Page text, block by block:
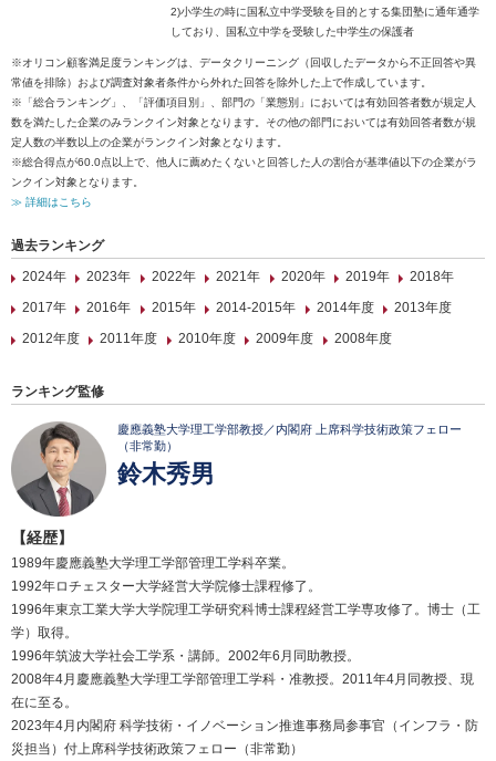
2)小学生の時に国私立中学受験を目的とする集団塾に通年通学
しており、国私立中学を受験した中学生の保護者
※オリコン顧客満足度ランキングは、データクリーニング（回収したデータから不正回答や異
常値を排除）および調査対象者条件から外れた回答を除外した上で作成しています。
※「総合ランキング」、「評価項目別」、部門の「業態別」においては有効回答者数が規定人
数を満たした企業のみランクイン対象となります。その他の部門においては有効回答者数が規
定人数の半数以上の企業がランクイン対象となります。
※総合得点が60.0点以上で、他人に薦めたくないと回答した人の割合が基準値以下の企業がラ
ンクイン対象となります。
≫ 詳細はこちら
過去ランキング
2024年
2023年 2022年 2021年 2020年 2019年
2018年
2017年
2016年 2015年 2014-2015年 2014年度
2013年度
2012年度
2011年度 2010年度 2009年度 2008年度
ランキング監修
慶應義塾大学理工学部教授／内閣府 上席科学技術政策フェロー
（非常勤）
鈴木秀男
【経歴】
1989年慶應義塾大学理工学部管理工学科卒業。
1992年ロチェスター大学経営大学院修士課程修了。
1996年東京工業大学大学院理工学研究科博士課程経営工学専攻修了。博士（工
学）取得。
1996年筑波大学社会工学系・講師。2002年6月同助教授。
2008年4月慶應義塾大学理工学部管理工学科・准教授。2011年4月同教授、現
在に至る。
2023年4月内閣府 科学技術・イノベーション推進事務局参事官（インフラ・防
災担当）付上席科学技術政策フェロー（非常勤）